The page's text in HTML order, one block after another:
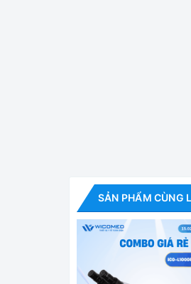
Tốc độ cao với rotor
+ 24.400 RCF với
+ 18.038 RCF với
+ 14.025 RCF với
SẢN PHẨM CÙNG